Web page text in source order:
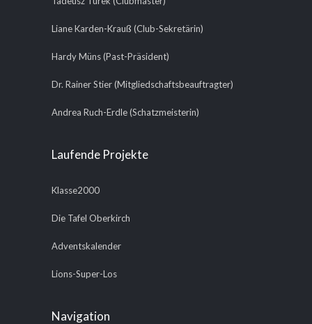
Liane Karden-Krauß (Club-Sekretärin)
Hardy Müns (Past-Präsident)
Dr. Rainer Stier (Mitgliedschaftsbeauftragter)
Andrea Ruch-Erdle (Schatzmeisterin)
Laufende Projekte
Klasse2000
Die Tafel Oberkirch
Adventskalender
Lions-Super-Los
Navigation